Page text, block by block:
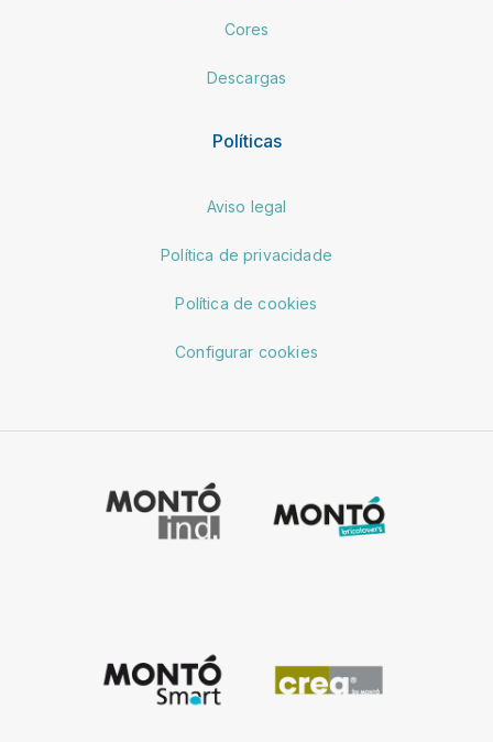
Cores
Descargas
Políticas
Aviso legal
Política de privacidade
Política de cookies
Configurar cookies